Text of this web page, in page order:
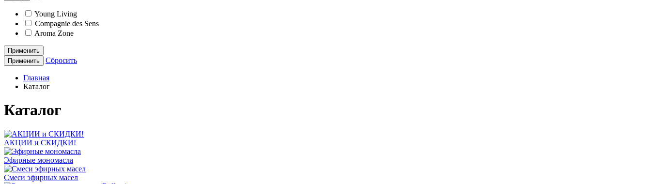
Young Living
Compagnie des Sens
Aroma Zone
Применить
Применить
Сбросить
Главная
Каталог
Каталог
АКЦИИ и СКИДКИ!
Эфирные мономасла
Смеси эфирных масел